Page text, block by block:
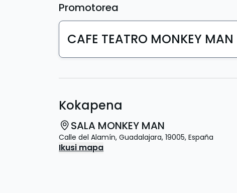
Promotorea
CAFE TEATRO MONKEY MAN
Kokapena
SALA MONKEY MAN
Calle del Alamín, Guadalajara, 19005, España
Ikusi mapa